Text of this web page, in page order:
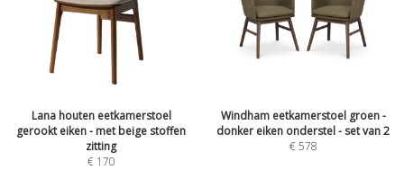
Lana houten eetkamerstoel
gerookt eiken - met beige stoffen
zitting
€ 170
Windham eetkamerstoel groen -
donker eiken onderstel - set van 2
€578